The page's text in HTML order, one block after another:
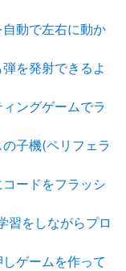
動で左右に動か
を発射できるよ
ングゲームでラ
子機(ペリフェラ
ードをフラッシ
習をしながらプロ
ゲームを作って